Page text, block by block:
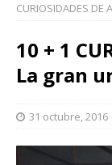
CURIOSIDADES
10 + 1
La gran
31 octubre, 2016